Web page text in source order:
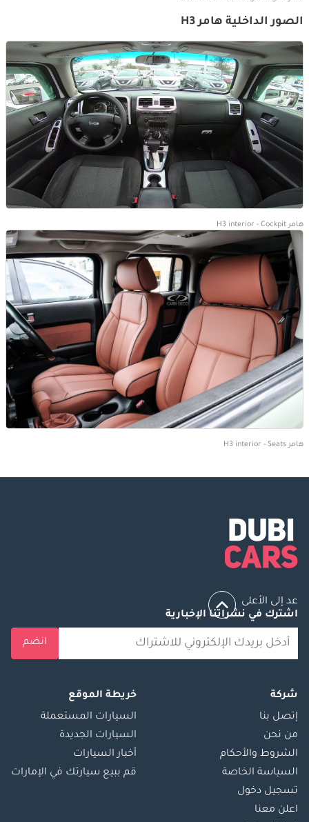
الصور الداخلية هامر H3
هامر H3 interior - Cockpit
هامر H3 interior - Seats
عد إلى الأعلى
اشترك في نشراتنا الإخبارية
انضم
شركة
إتصل بنا
من نحن
الشروط والأحكام
السياسة الخاصة
تسجيل دخول
اعلن معنا
خريطة الموقع
السيارات المستعملة
السيارات الجديدة
أخبار السيارات
قم ببيع سيارتك في الإمارات